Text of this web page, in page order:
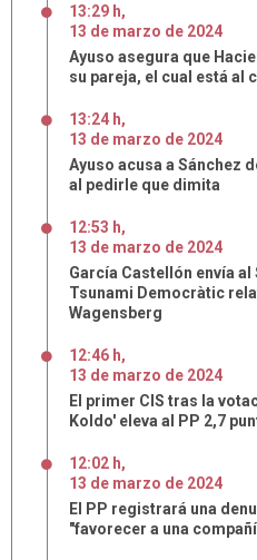
13:29 h,
13 de marzo de 2024
Ayuso asegura que
su pareja, el cual está al
13:24 h,
13 de marzo de 2024
Ayuso acusa a Sánchez
al pedirle que dimita
12:53 h,
13 de marzo de 2024
García Castellón envía
Tsunami Democràtic
Wagensberg
12:46 h,
13 de marzo de 2024
El primer CIS tras la
Koldo' eleva al PP 2,7
12:02 h,
13 de marzo de 2024
El PP registrará una
"favorecer a una